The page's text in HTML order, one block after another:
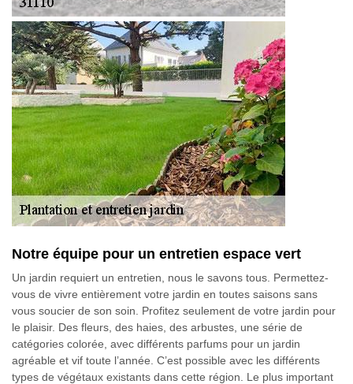
Notre équipe pour un entretien espace vert
Un jardin requiert un entretien, nous le savons tous. Permettez-
vous de vivre entièrement votre jardin en toutes saisons sans
vous soucier de son soin. Profitez seulement de votre jardin pour
le plaisir. Des fleurs, des haies, des arbustes, une série de
catégories colorée, avec différents parfums pour un jardin
agréable et vif toute l’année. C’est possible avec les différents
types de végétaux existants dans cette région. Le plus important